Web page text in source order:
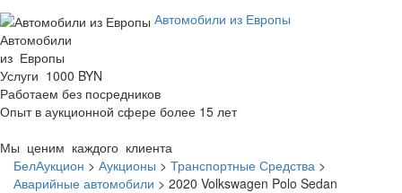
Автомобили из Европы
Автомобили
из Европы
Услуги 1000 BYN
Работаем без посредников
Опыт в аукционной сфере более 15 лет
Мы ценим каждого клиента
БелАукцион > Аукционы > Транспортные Средства >
Аварийные автомобили > 2020 Volkswagen Polo Sedan